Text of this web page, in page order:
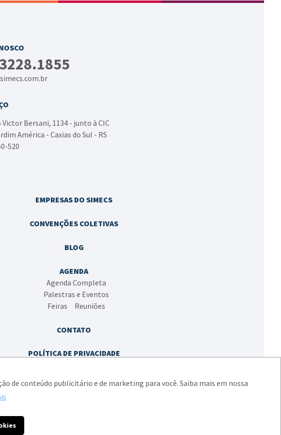
de conteúdo publicitário e de marketing para você. Saiba mais em nossa
Bersani, 1134 - junto à CIC
América - Caxias do Sul - RS
520
EMPRESAS DO SIMECS
CONVENÇÕES COLETIVAS
BLOG
AGENDA
Agenda Completa
Palestras e Eventos
Feiras
Reuniões
CONTATO
POLÍTICA DE PRIVACIDADE
Elétrico de Caxias do Sul e Região